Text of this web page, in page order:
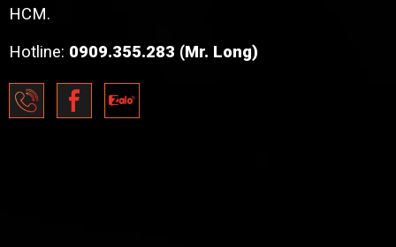
HCM.
Hotline: 0909.355.283 (Mr. Long)